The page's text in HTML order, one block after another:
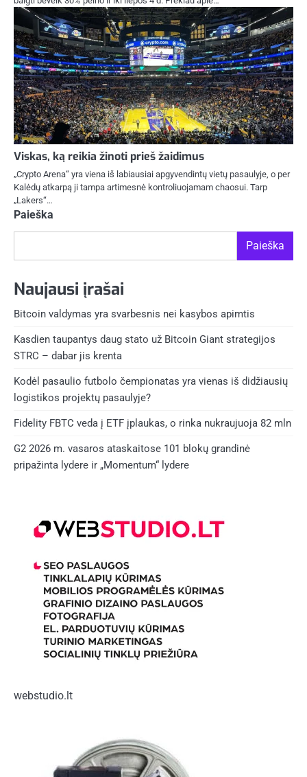
Viskas, ką reikia žinoti prieš žaidimus
„Crypto Arena“ yra viena iš labiausiai apgyvendintų vietų pasaulyje, o per
Kalėdų atkarpą ji tampa artimesnė kontroliuojamam chaosui. Tarp
„Lakers“…
Paieška
Paieška
Naujausi įrašai
Bitcoin valdymas yra svarbesnis nei kasybos apimtis
Kasdien taupantys daug stato už Bitcoin Giant strategijos
STRC – dabar jis krenta
Kodėl pasaulio futbolo čempionatas yra vienas iš didžiausių
logistikos projektų pasaulyje?
Fidelity FBTC veda į ETF įplaukas, o rinka nukraujuoja 82 mln
G2 2026 m. vasaros ataskaitose 101 blokų grandinė
pripažinta lydere ir „Momentum“ lydere
webstudio.lt